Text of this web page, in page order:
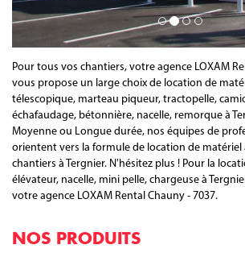
Pour tous vos chantiers, votre agence LOXAM
vous propose un large choix de location de
télescopique, marteau piqueur, tractopelle,
échafaudage, bétonnière, nacelle, remorque à
Moyenne ou Longue durée, nos équipes de
orientent vers la formule de location de matériel
chantiers à Tergnier. N'hésitez plus ! Pour la
élévateur, nacelle, mini pelle, chargeuse à
votre agence LOXAM Rental Chauny - 7037.
NOS PRODUITS